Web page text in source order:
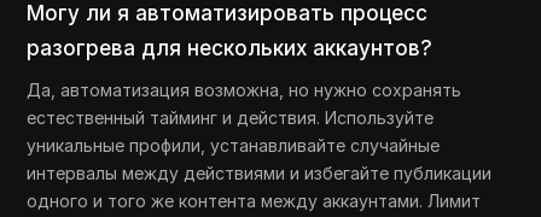
Могу ли я автоматизировать процесс
разогрева для нескольких аккаунтов?
Да, автоматизация возможна, но нужно сохранять
естественный тайминг и действия. Используйте
уникальные профили, устанавливайте случайные
интервалы между действиями и избегайте публикации
одного и того же контента между аккаунтами. Лимит